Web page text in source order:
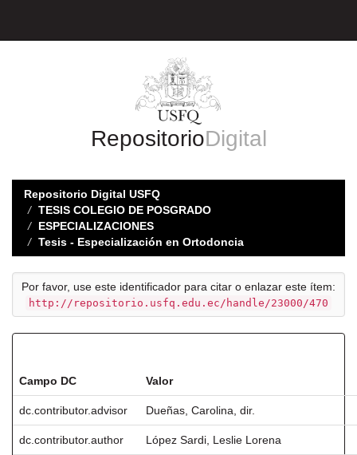
RepositorioDigital
Repositorio Digital USFQ
TESIS COLEGIO DE POSGRADO
ESPECIALIZACIONES
Tesis - Especialización en Ortodoncia
Por favor, use este identificador para citar o enlazar este ítem:
http://repositorio.usfq.edu.ec/handle/23000/470
Campo DC Valor
dc.contributor.advisor Dueñas, Carolina, dir.
dc.contributor.author López Sardi, Leslie Lorena